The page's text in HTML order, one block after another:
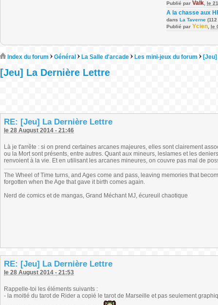
Publié par Valk le
A la chasse aux
dans La Taverne
Publié par Ycien le
Index du forum Général La Salle d'arcade Les mini-jeux du forum
[Jeu] La Dernière Lettre
RE: [Jeu] La Dernière Lettre
le 28 August 2014 - 21:46
Là je t'arrête : si on prend certaines arcanes majeures, elles sont clairement
ou la Mort sont présents, entre autres. Quant aux mineurs, leslames et les
renvoient à la vie. Et en utilisant les arcanes mineures, on couvre pas mal de
The Wheel of Time turns, and Ages come and pass, leaving memories that
forgotten when the Age that gave it birth comes again.
Nerd de comics et de mangas, Grand Méchant MJ, écureuil chaotique
RE: [Jeu] La Dernière Lettre
le 28 August 2014 - 21:53
Rappelle-toi les éléments suivants :
- la moitié du tarot de Rider a copié le tarot de Marseille et pas seulement